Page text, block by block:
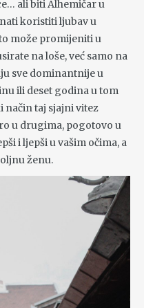
ali biti Alhemičar u
koristiti ljubav u
može promijeniti u
na loše, već samo na
sve dominantnije u
ili deset godina u tom
način taj sjajni vitez
u drugima, pogotovo u
i ljepši u vašim očima, a
ženu.